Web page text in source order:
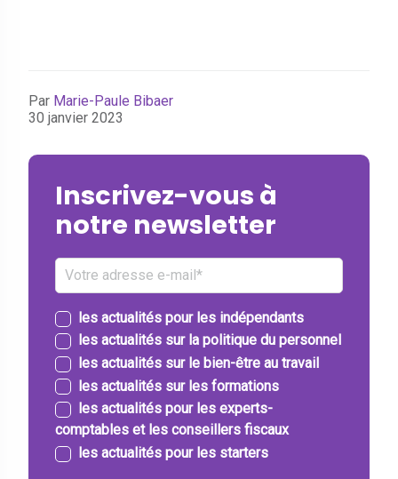
Par Marie-Paule Bibaer
30 janvier 2023
Inscrivez-vous à
notre newsletter
les actualités pour les indépendants
les actualités sur la politique du personnel
les actualités sur le bien-être au travail
les actualités sur les formations
les actualités pour les experts-
comptables et les conseillers fiscaux
les actualités pour les starters